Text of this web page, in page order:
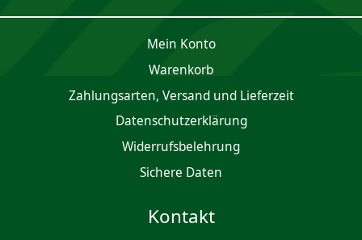
Mein Konto
Waren­korb
Zahlungsarten, Versand und Lieferzeit
Daten­schutz­er­klärung
Widerrufsbelehrung
Sichere Daten
Kontakt